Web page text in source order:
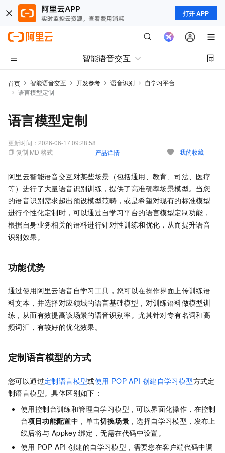
打开 APP
智能语音交互
首页 智能语音交互 开发参考 语音识别
自学习平台
语言模型定制
语言模型定制
更新时间： 2026-06-17 09:28:58
复制 MD 格式
产品详情 我的收藏
阿里云智能语音交互对某些场景（包括通用、教育、司法、医疗
等）进行了大量语音识别训练，提供了高准确率场景模型。当您
的语音识别需求超出预设模型范畴，或是希望对现有的标准模型
进行个性化定制时，可以通过自学习平台的语言模型定制功能，
根据自身业务相关的语料进行针对性训练和优化，从而提升语音
识别效果。
功能优势
通过使用阿里云语音自学习工具，您可以在操作界面上传训练语
料文本，并选择对应领域的语言基础模型，对训练语料做模型训
练，从而有效提高该场景的语音识别率。尤其针对专有名词和高
频词汇，有较好的优化效果。
定制语言模型的方式
您可以通过定制语言模型或使用 POP API 创建自学习模型方式定
制语言模型。具体区别如下：
使用控制台训练和管理自学习模型，可以界面化操作，在控制
台项目功能配置中，单击切换场景 ，选择自学习模型，发布上
线后将与 Appkey 绑定，无需在代码中设置。
使用 POP API 创建的自学习模型，需要您在客户端代码中调